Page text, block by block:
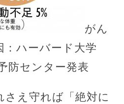
がん
：ハーバード大学
防センター発表
さえ守れば「絶対に